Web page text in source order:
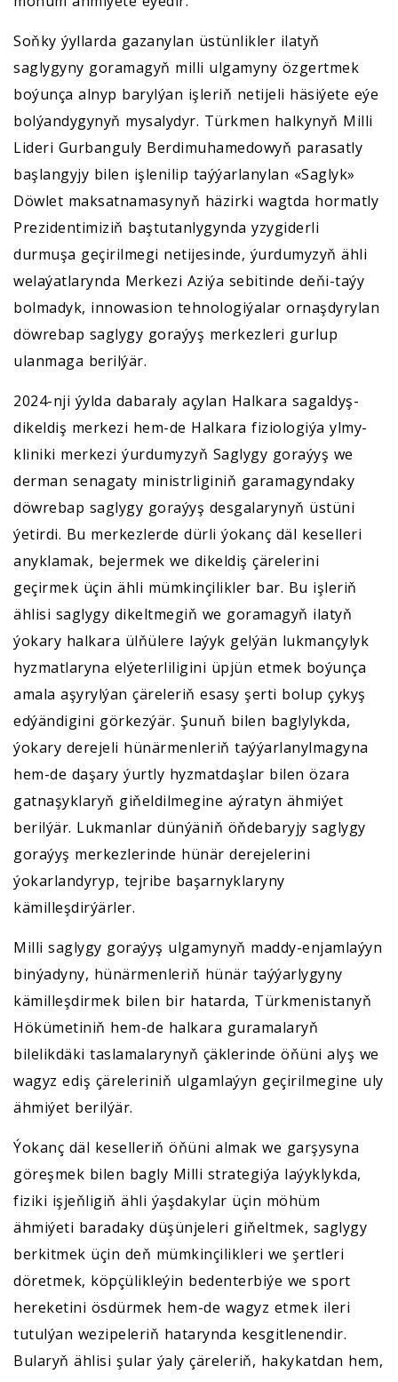
Soňky ýyllarda gazanylan üstünlikler ilatyň
saglygyny goramagyň milli ulgamyny özgertmek
boýunça alnyp barylýan işleriň netijeli häsiýete eýe
bolýandygynyň mysalydyr. Türkmen halkynyň Milli
Lideri Gurbanguly Berdimuhamedowyň parasatly
başlangyjy bilen işlenilip taýýarlanylan «Saglyk»
Döwlet maksatnamasynyň häzirki wagtda hormatly
Prezidentimiziň baştutanlygynda yzygiderli
durmuşa geçirilmegi netijesinde, ýurdumyzyň ähli
welaýatlarynda Merkezi Aziýa sebitinde deňi-taýy
bolmadyk, innowasion tehnologiýalar ornaşdyrylan
döwrebap saglygy goraýyş merkezleri gurlup
ulanmaga berilýär.
2024-nji ýylda dabaraly açylan Halkara sagaldyş-
dikeldiş merkezi hem-de Halkara fiziologiýa ylmy-
kliniki merkezi ýurdumyzyň Saglygy goraýyş we
derman senagaty ministrliginiň garamagyndaky
döwrebap saglygy goraýyş desgalarynyň üstüni
ýetirdi. Bu merkezlerde dürli ýokanç däl keselleri
anyklamak, bejermek we dikeldiş çärelerini
geçirmek üçin ähli mümkinçilikler bar. Bu işleriň
ählisi saglygy dikeltmegiň we goramagyň ilatyň
ýokary halkara ülňülere laýyk gelýän lukmançylyk
hyzmatlaryna elýeterliligini üpjün etmek boýunça
amala aşyrylýan çäreleriň esasy şerti bolup çykyş
edýändigini görkezýär. Şunuň bilen baglylykda,
ýokary derejeli hünärmenleriň taýýarlanylmagyna
hem-de daşary ýurtly hyzmatdaşlar bilen özara
gatnaşyklaryň giňeldilmegine aýratyn ähmiýet
berilýär. Lukmanlar dünýäniň öňdebaryjy saglygy
goraýyş merkezlerinde hünär derejelerini
ýokarlandyryp, tejribe başarnyklaryny
kämilleşdirýärler.
Milli saglygy goraýyş ulgamynyň maddy-enjamlaýyn
binýadyny, hünärmenleriň hünär taýýarlygyny
kämilleşdirmek bilen bir hatarda, Türkmenistanyň
Hökümetiniň hem-de halkara guramalaryň
bilelikdäki taslamalarynyň çäklerinde öňüni alyş we
wagyz ediş çäreleriniň ulgamlaýyn geçirilmegine uly
ähmiýet berilýär.
Ýokanç däl keselleriň öňüni almak we garşysyna
göreşmek bilen bagly Milli strategiýa laýyklykda,
fiziki işjeňligiň ähli ýaşdakylar üçin möhüm
ähmiýeti baradaky düşünjeleri giňeltmek, saglygy
berkitmek üçin deň mümkinçilikleri we şertleri
döretmek, köpçülikleýin bedenterbiýe we sport
hereketini ösdürmek hem-de wagyz etmek ileri
tutulýan wezipeleriň hatarynda kesgitlenendir.
Bularyň ählisi şular ýaly çäreleriň, hakykatdan hem,